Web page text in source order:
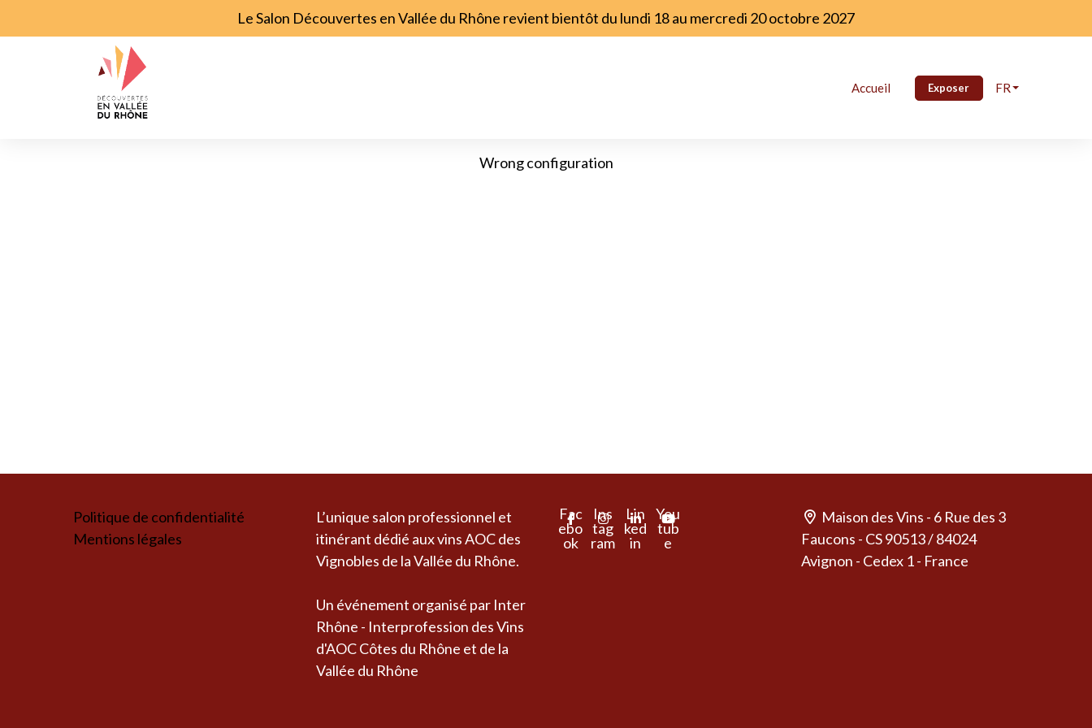
Le Salon Découvertes en Vallée du Rhône revient bientôt du lundi 18 au mercredi 20 octobre 2027
Accueil Exposer FR
Wrong configuration
Politique de confidentialité
Mentions légales
L’unique salon professionnel et
itinérant dédié aux vins AOC des
Vignobles de la Vallée du Rhône.
Un événement organisé par Inter
Rhône - Interprofession des Vins
d'AOC Côtes du Rhône et de la
Vallée du Rhône
Fac
ebo
ok
Ins
tag
ram
Lin
ked
in
You
tub
e
Maison des Vins - 6 Rue des 3
Faucons - CS 90513 / 84024
Avignon - Cedex 1 - France